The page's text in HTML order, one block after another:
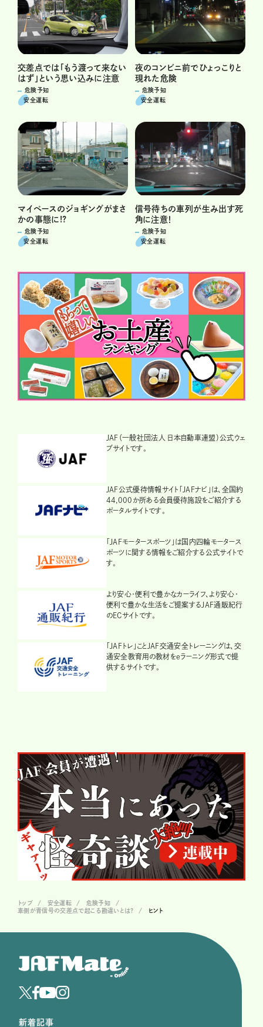
交差点では「もう渡って来ない
はず」という思い込みに注意
危険予知
安全運転
夜のコンビニ前でひょっこりと
現れた危険
危険予知
安全運転
マイペースのジョギングがまさ
かの事態に!?
危険予知
安全運転
信号待ちの車列が生み出す死
角に注意！
危険予知
安全運転
JAF（一般社団法人 日本自動車連盟）公式ウェ
ブサイトです。
JAF公式優待情報サイト「JAFナビ」は、全国約
44,000か所ある会員優待施設をご紹介する
ポータルサイトです。
「JAFモータースポーツ」は国内四輪モータース
ポーツに関する情報をご紹介する公式サイトで
す。
より安心・便利で豊かなカーライフ、より安心・
便利で豊かな生活をご提案するJAF通販紀行
のECサイトです。
「JAFトレ」ことJAF交通安全トレーニングは、交
通安全教育用の教材をeラーニング形式で提
供するサイトです。
トップ 安全運転
危険予知
車側が青信号の交差点で起こる勘違いとは?
ヒント
新着記事